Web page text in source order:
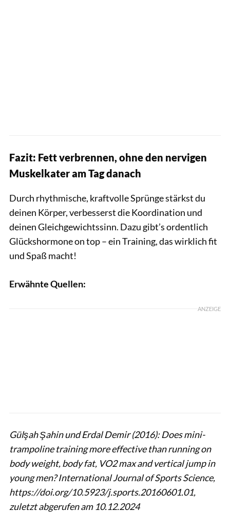
Fazit: Fett verbrennen, ohne den nervigen
Muskelkater am Tag danach
Durch rhythmische, kraftvolle Sprünge stärkst du
deinen Körper, verbesserst die Koordination und
deinen Gleichgewichtssinn. Dazu gibt’s ordentlich
Glückshormone on top – ein Training, das wirklich fit
und Spaß macht!
Erwähnte Quellen:
ANZEIGE
Gülşah Şahin und Erdal Demir (2016): Does mini-
trampoline training more effective than running on
body weight, body fat, VO2 max and vertical jump in
young men? International Journal of Sports Science,
https://doi.org/10.5923/j.sports.20160601.01,
zuletzt abgerufen am 10.12.2024